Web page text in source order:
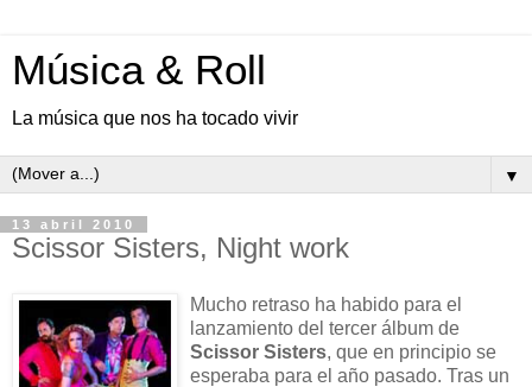
Música & Roll
La música que nos ha tocado vivir
▼
13 abril 2010
Scissor Sisters, Night work
Mucho retraso ha habido para el
lanzamiento del tercer álbum de
Scissor Sisters, que en principio se
esperaba para el año pasado. Tras un